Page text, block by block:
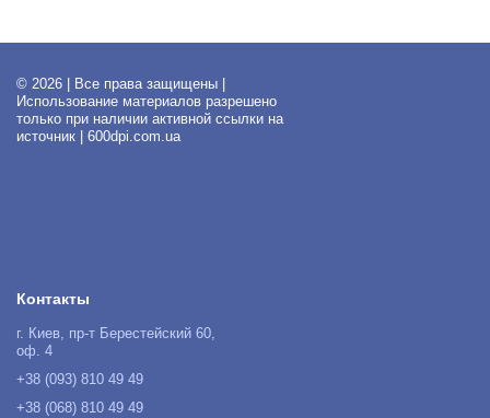
© 2026 | Все права защищены |
Использование материалов разрешено
только при наличии активной ссылки на
источник | 600dpi.com.ua
Контакты
г. Киев, пр-т Берестейский 60,
оф. 4
+38 (093) 810 49 49
+38 (068) 810 49 49